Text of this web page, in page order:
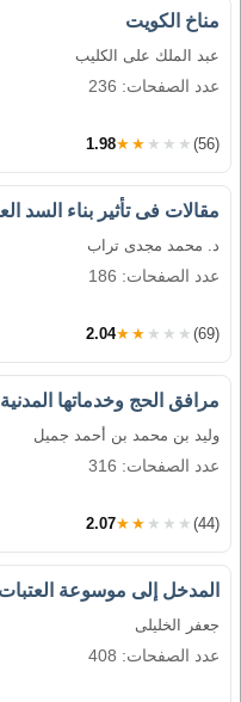
مناخ الكويت
عبد الملك على الكليب
عدد الصفحات: 236
1.98★★★★★ (56)
مقالات فى تأثير بناء السد
د. محمد مجدى تراب
عدد الصفحات: 186
2.04★★★★★ (69)
مرافق الحج وخدماتها
وليد بن محمد بن أحمد جميل
عدد الصفحات: 316
2.07★★★★★ (44)
المدخل إلى موسوعة
جعفر الخليلى
عدد الصفحات: 408